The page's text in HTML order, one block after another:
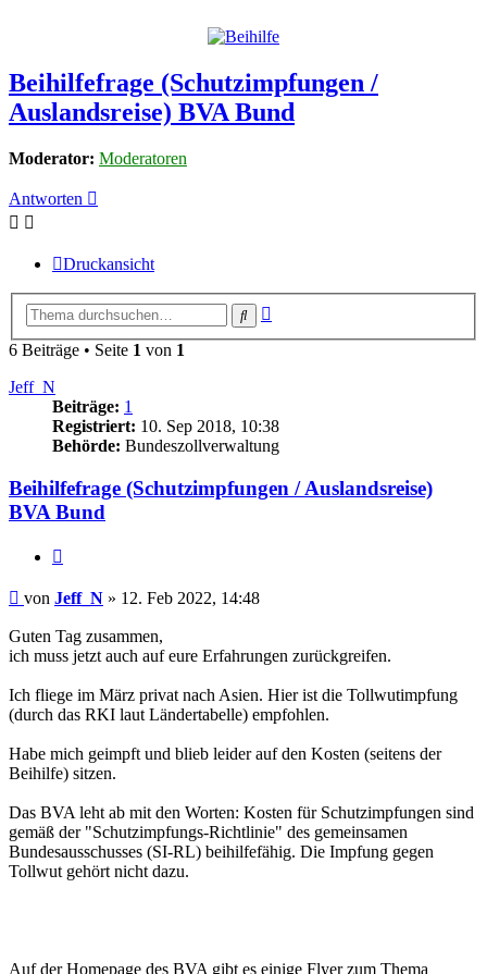
Beihilfefrage (Schutzimpfungen /
Auslandsreise) BVA Bund
Moderator: Moderatoren
Antworten
Druckansicht
Suche
6 Beiträge • Seite 1 von 1
Jeff_N
Beiträge: 1
Registriert: 10. Sep 2018, 10:38
Behörde: Bundeszollverwaltung
Beihilfefrage (Schutzimpfungen / Auslandsreise)
BVA Bund
Beitrag
von Jeff_N » 12. Feb 2022, 14:48
Guten Tag zusammen,
ich muss jetzt auch auf eure Erfahrungen zurückgreifen.
Ich fliege im März privat nach Asien. Hier ist die Tollwutimpfung
(durch das RKI laut Ländertabelle) empfohlen.
Habe mich geimpft und blieb leider auf den Kosten (seitens der
Beihilfe) sitzen.
Das BVA leht ab mit den Worten: Kosten für Schutzimpfungen sind
gemäß der "Schutzimpfungs-Richtlinie" des gemeinsamen
Bundesausschusses (SI-RL) beihilfefähig. Die Impfung gegen
Tollwut gehört nicht dazu.
Auf der Homepage des BVA gibt es einige Flyer zum Thema